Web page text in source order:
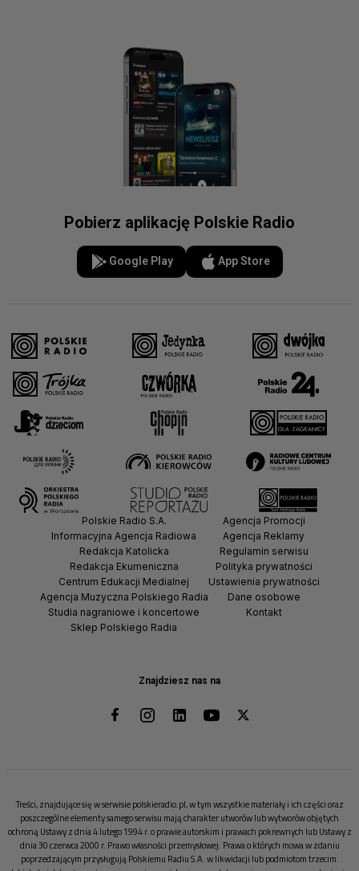
Pobierz aplikację Polskie Radio
Google Play App Store
Znajdziesz nas na
Polskie Radio S.A.
Informacyjna Agencja Radiowa
Redakcja Katolicka
Redakcja Ekumeniczna
Centrum Edukacji Medialnej
Agencja Muzyczna Polskiego Radia
Studia nagraniowe i koncertowe
Sklep Polskiego Radia
Agencja Promocji
Agencja Reklamy
Regulamin serwisu
Polityka prywatności
Ustawienia prywatności
Dane osobowe
Kontakt
Treści, znajdujące się w serwisie polskieradio.pl, w tym wszystkie materiały i ich części oraz
poszczególne elementy samego serwisu mają charakter utworów lub wytworów objętych
ochroną Ustawy z dnia 4 lutego 1994 r. o prawie autorskim i prawach pokrewnych lub Ustawy z
dnia 30 czerwca 2000 r. Prawo własności przemysłowej. Prawa o których mowa w zdaniu
poprzedzającym przysługują Polskiemu Radiu S.A. w likwidacji lub podmiotom trzecim.